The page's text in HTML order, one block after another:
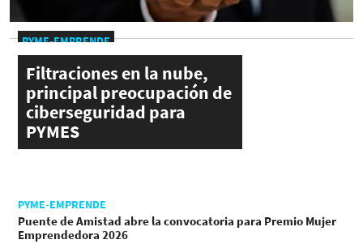
PYME-EMPRENDE
Filtraciones en la nube,
principal preocupación de
ciberseguridad para
PYMES
PYME-EMPRENDE
Puente de Amistad abre la convocatoria para Premio Mujer
Emprendedora 2026